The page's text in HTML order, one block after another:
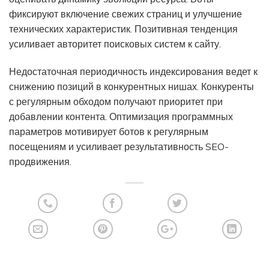
фиксируют включение свежих страниц и улучшение
технических характеристик. Позитивная тенденция
усиливает авторитет поисковых систем к сайту.
Недостаточная периодичность индексирования ведет к
снижению позиций в конкурентных нишах. Конкуренты
с регулярным обходом получают приоритет при
добавлении контента. Оптимизация программных
параметров мотивирует ботов к регулярным
посещениям и усиливает результативность SEO-
продвижения.